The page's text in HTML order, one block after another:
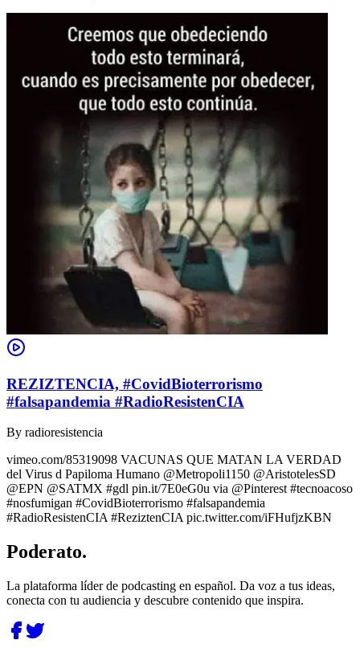
REZIZTENCIA, #CovidBioterrorismo
#falsapandemia #RadioResistenCIA
By radioresistencia
vimeo.com/85319098 VACUNAS QUE MATAN LA VERDAD
del Virus d Papiloma Humano @Metropoli1150 @AristotelesSD
@EPN @SATMX #gdl pin.it/7E0eG0u via @Pinterest #tecnoacoso
#nosfumigan #CovidBioterrorismo #falsapandemia
#RadioResistenCIA #ReziztenCIA pic.twitter.com/iFHufjzKBN
Poderato.
La plataforma líder de podcasting en español. Da voz a tus ideas,
conecta con tu audiencia y descubre contenido que inspira.